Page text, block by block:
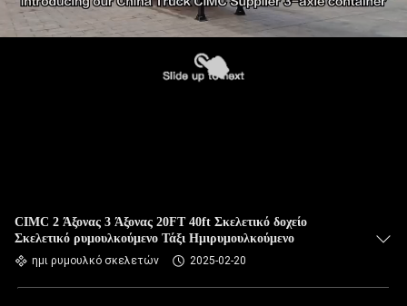
CIMC 2 Άξονας 3 Άξονας 20FT 40ft Σκελετικό δοχείο
Σκελετικό ρυμουλκούμενο Τάξι Ημιρυμουλκούμενο
ημι ρυμουλκό σκελετών 2025-02-20